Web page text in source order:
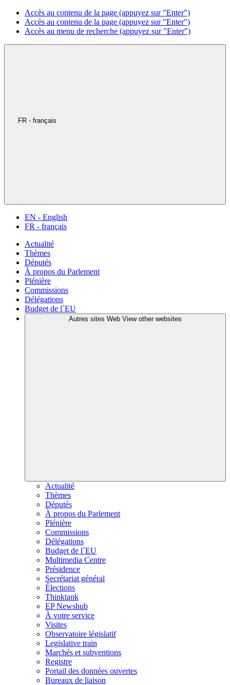
Accès au contenu de la page (appuyez sur "Enter")
Accès au contenu de la page (appuyez sur "Enter")
Accès au menu de recherche (appuyez sur "Enter")
FR - français
EN - English
FR - français
Actualité
Thèmes
Députés
À propos du Parlement
Plénière
Commissions
Délégations
Budget de l´EU
Autres sites Web View other websites
Actualité
Thèmes
Députés
À propos du Parlement
Plénière
Commissions
Délégations
Budget de l´EU
Multimedia Centre
Présidence
Secrétariat général
Élections
Thinktank
EP Newshub
À votre service
Visites
Observatoire législatif
Legislative train
Marchés et subventions
Registre
Portail des données ouvertes
Bureaux de liaison